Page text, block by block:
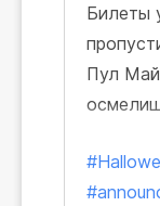
Билеты
Пул